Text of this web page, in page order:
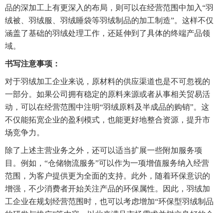
品的深加工上有更深入的布局，则可以在经营范围中加入“羽
绒被、羽绒服、羽绒睡袋等羽绒制品的加工制造”。这样不仅
涵盖了基础的羽绒处理工作，还延伸到了具体的终端产品领
域。
书写注意事项：
对于羽绒加工企业来说，原材料的供应渠道也是不可忽视的
一部分。如果公司拥有稳定的原料来源或者从事相关贸易活
动，可以在经营范围中注明“羽绒原料及半成品的购销”。这
不仅能拓宽企业的盈利模式，也能更好地整合资源，提升市
场竞争力。
除了上述主营业务之外，还可以适当扩展一些附加服务项
目。例如，“仓储物流服务”可以作为一项增值服务纳入经营
范围，为客户提供更为全面的支持。此外，随着环保意识的
增强，不少消费者开始关注产品的环保属性。因此，羽绒加
工企业在规划经营范围时，也可以考虑增加“环保型羽绒制品